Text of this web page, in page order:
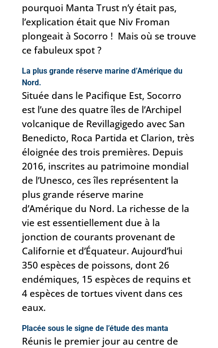
pourquoi Manta Trust n’y était pas,
l’explication était que Niv Froman
plongeait à Socorro ! Mais où se trouve
ce fabuleux spot ?
La plus grande réserve marine d’Amérique du
Nord.
Située dans le Pacifique Est, Socorro
est l’une des quatre îles de l’Archipel
volcanique de Revillagigedo avec San
Benedicto, Roca Partida et Clarion, très
éloignée des trois premières. Depuis
2016, inscrites au patrimoine mondial
de l’Unesco, ces îles représentent la
plus grande réserve marine
d’Amérique du Nord. La richesse de la
vie est essentiellement due à la
jonction de courants provenant de
Californie et d’Équateur. Aujourd’hui
350 espèces de poissons, dont 26
endémiques, 15 espèces de requins et
4 espèces de tortues vivent dans ces
eaux.
Placée sous le signe de l’étude des manta
Réunis le premier jour au centre de